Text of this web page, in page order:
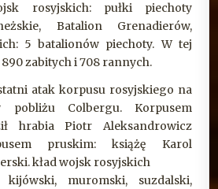
rosyjskich: pułki piechoty
Batalion Grenadierów,
5 batalionów piechoty. W tej
zabitych i 708 rannych.
atak korpusu rosyjskiego na
Colbergu. Korpusem
hrabia Piotr Aleksandrowicz
pruskim: książę Karol
kład wojsk rosyjskich
muromski, suzdalski,